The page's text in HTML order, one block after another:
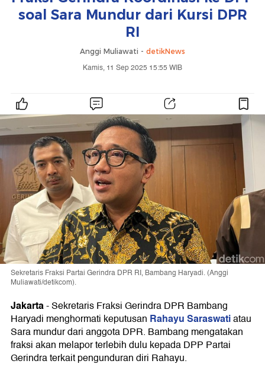
soal Sara Mundur dari Kursi DPR
RI
Anggi Muliawati - detikNews
Kamis, 11 Sep 2025 15:55 WIB
Sekretaris Fraksi Partai Gerindra DPR RI, Bambang Haryadi. (Anggi
Muliawati/detikcom).
Jakarta-Sekretaris Fraksi Gerindra DPR Bambang
Haryadi menghormati keputusan Rahayu Saraswatiatau
Sara mundur dari anggota DPR. Bambang mengatakan
fraksi akan melapor terlebih dulu kepada DPP Partai
Gerindra terkait pengunduran diri Rahayu.